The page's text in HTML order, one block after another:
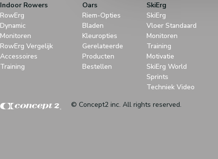
Indoor Rowers
RowErg
Dynamic
Monitoren
RowErg Vergelijk
Accessoires
Training
Oars
Riem-Opties
Bladen
Kleuropties
Gerelateerde
Producten
Bestellen
SkiErg
SkiErg
Vloer Standaard
Monitoren
Training
Motivatie
SkiErg World
Sprints
Techniek Video
© Concept2 inc. All rights reserved.